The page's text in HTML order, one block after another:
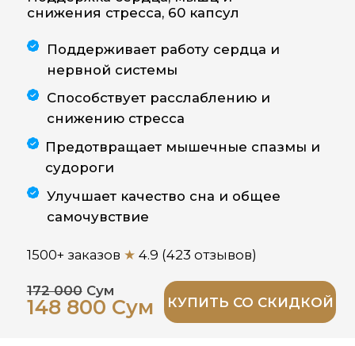
1500+ заказов★4.9 (423 отзывов)
Улучшает качество сна и общее
Сум
148 800 Сум
Описание Инструкция Состав
Greenwell Магний
Цитрат — это
биодоступная форма
Магний играет ключевую роль в
работе сердечно-сосудистой системы,
поддерживает нормальное